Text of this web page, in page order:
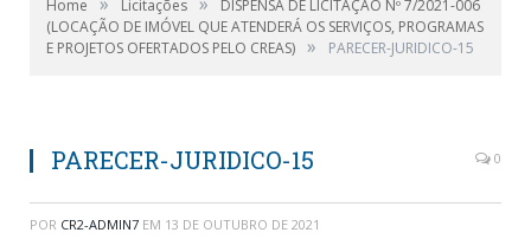
Home Licitações
DISPENSA DE LICITAÇÃO Nº 7/2021-006
(LOCAÇÃO DE IMÓVEL QUE ATENDERÁ OS SERVIÇOS, PROGRAMAS
E PROJETOS OFERTADOS PELO CREAS) » PARECER-JURIDICO-15
PARECER-JURIDICO-15 0
POR CR2-ADMIN7 EM 13 DE OUTUBRO DE 2021